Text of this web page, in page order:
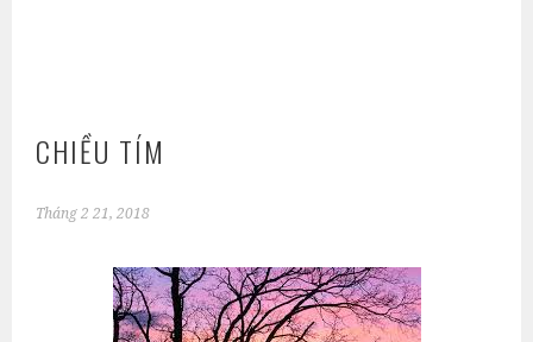
CHIỀU TÍM
Tháng 2 21, 2018